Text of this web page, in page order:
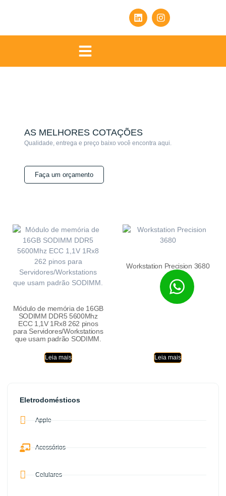
Eletrodomésticos
Apple
Acessórios
Celulares
AS MELHORES COTAÇÕES
Qualidade, entrega e preço baixo você encontra aqui.
Faça um orçamento
Módulo de memória de 16GB
SODIMM DDR5 5600Mhz
ECC 1,1V 1Rx8 262 pinos
para Servidores/Workstations
que usam padrão SODIMM.
Leia mais
Workstation Precision 3680
Leia mais